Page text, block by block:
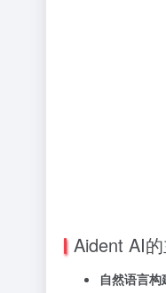
Aident AI
自然语言